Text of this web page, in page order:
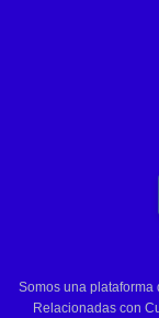
Somos una plataforma
Relacionadas con